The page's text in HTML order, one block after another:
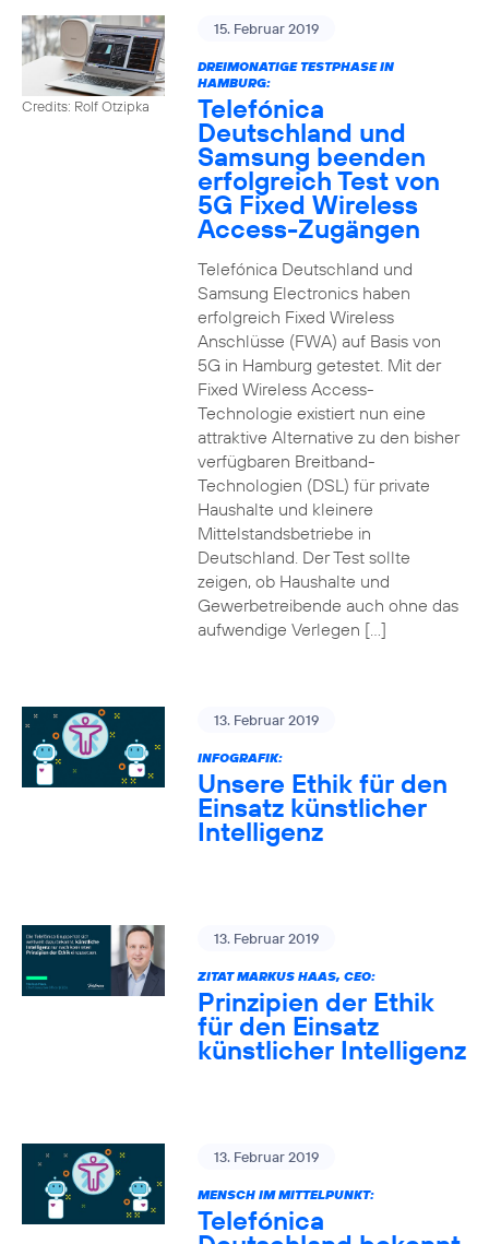
Credits: Rolf Otzipka
15. Februar 2019
DREIMONATIGE TESTPHASE IN
HAMBURG:
Telefónica
Deutschland und
Samsung beenden
erfolgreich Test von
5G Fixed Wireless
Access-Zugängen
Telefónica Deutschland und
Samsung Electronics haben
erfolgreich Fixed Wireless
Anschlüsse (FWA) auf Basis von
5G in Hamburg getestet. Mit der
Fixed Wireless Access-
Technologie existiert nun eine
attraktive Alternative zu den bisher
verfügbaren Breitband-
Technologien (DSL) für private
Haushalte und kleinere
Mittelstandsbetriebe in
Deutschland. Der Test sollte
zeigen, ob Haushalte und
Gewerbetreibende auch ohne das
aufwendige Verlegen […]
13. Februar 2019
INFOGRAFIK:
Unsere Ethik für den
Einsatz künstlicher
Intelligenz
13. Februar 2019
ZITAT MARKUS HAAS, CEO:
Prinzipien der Ethik
für den Einsatz
künstlicher Intelligenz
13. Februar 2019
MENSCH IM MITTELPUNKT:
Telefónica